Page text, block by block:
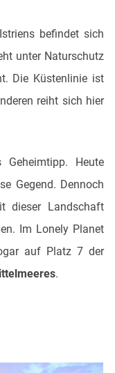
befindet sich
unter Naturschutz
Die Küstenlinie ist
reiht sich hier
Heute
Gegend. Dennoch
dieser Landschaft
Im Lonely Planet
auf Platz 7 der
.